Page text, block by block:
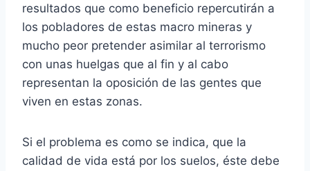
resultados que como beneficio repercutirán a
los pobladores de estas macro mineras y
mucho peor pretender asimilar al terrorismo
con unas huelgas que al fin y al cabo
representan la oposición de las gentes que
viven en estas zonas.
Si el problema es como se indica, que la
calidad de vida está por los suelos, éste debe